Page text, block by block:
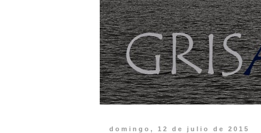
domingo, 12 de julio de 2015